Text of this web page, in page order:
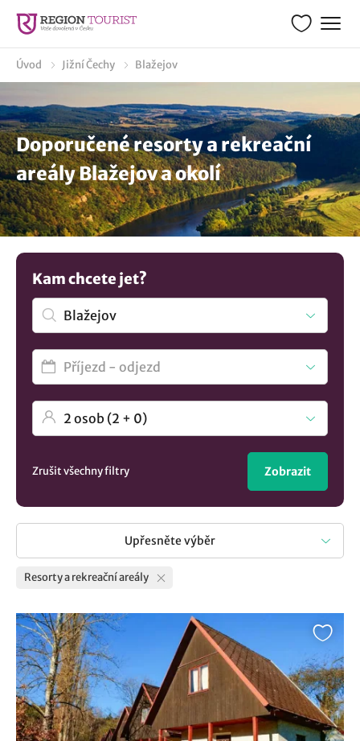
Úvod Jižní Čechy Blažejov
Doporučené resorty a rekreační
areály Blažejov a okolí
Kam chcete jet?
Zrušit všechny filtry Zobrazit
Upřesněte výběr
Resorty a rekreační areály